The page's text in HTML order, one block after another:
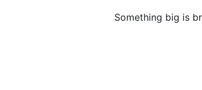
Something big is